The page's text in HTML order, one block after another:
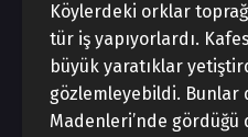
Köylerdeki orklar
tür iş yapıyorlardı.
büyük yaratıklar
gözlemleyebildi. Bunlar
Madenleri’nde gördüğü